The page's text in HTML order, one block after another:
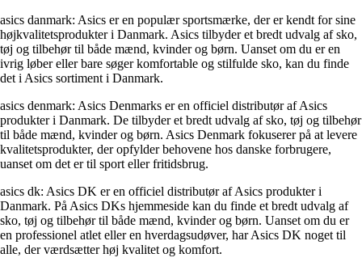
asics danmark: Asics er en populær sportsmærke, der er kendt for sine
højkvalitetsprodukter i Danmark. Asics tilbyder et bredt udvalg af sko,
tøj og tilbehør til både mænd, kvinder og børn. Uanset om du er en
ivrig løber eller bare søger komfortable og stilfulde sko, kan du finde
det i Asics sortiment i Danmark.
asics denmark: Asics Denmarks er en officiel distributør af Asics
produkter i Danmark. De tilbyder et bredt udvalg af sko, tøj og tilbehør
til både mænd, kvinder og børn. Asics Denmark fokuserer på at levere
kvalitetsprodukter, der opfylder behovene hos danske forbrugere,
uanset om det er til sport eller fritidsbrug.
asics dk: Asics DK er en officiel distributør af Asics produkter i
Danmark. På Asics DKs hjemmeside kan du finde et bredt udvalg af
sko, tøj og tilbehør til både mænd, kvinder og børn. Uanset om du er
en professionel atlet eller en hverdagsudøver, har Asics DK noget til
alle, der værdsætter høj kvalitet og komfort.